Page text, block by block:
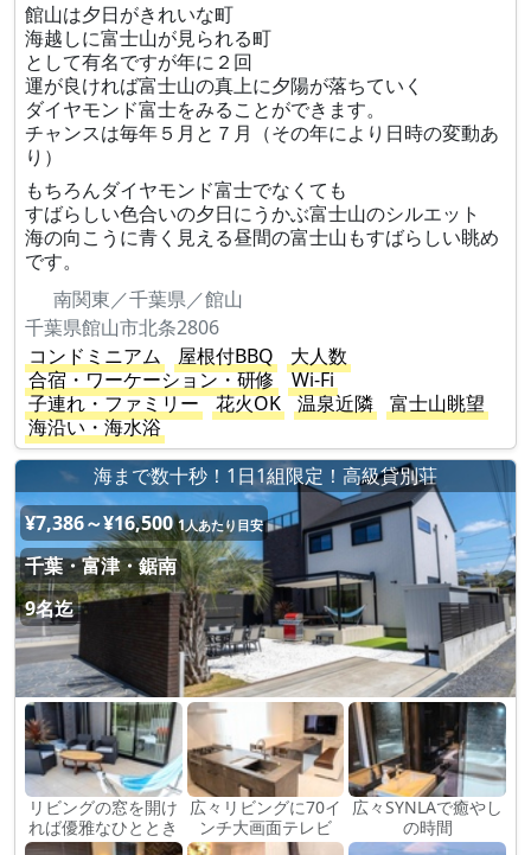
館山は夕日がきれいな町
海越しに富士山が見られる町
として有名ですが年に２回
運が良ければ富士山の真上に夕陽が落ちていく
ダイヤモンド富士をみることができます。
チャンスは毎年５月と７月（その年により日時の変動あ
り）
もちろんダイヤモンド富士でなくても
すばらしい色合いの夕日にうかぶ富士山のシルエット
海の向こうに青く見える昼間の富士山もすばらしい眺め
です。
南関東／千葉県／館山
千葉県館山市北条2806
コンドミニアム
屋根付BBQ
大人数
合宿・ワーケーション・研修
Wi-Fi
子連れ・ファミリー
花火OK 温泉近隣
富士山眺望
海沿い・海水浴
海まで数十秒！1日1組限定！高級貸別荘
¥7,386～¥16,500 1人あたり目安
千葉・富津・鋸南
9名迄
リビングの窓を開け
れば優雅なひととき
広々リビングに70イ
ンチ大画面テレビ
広々SYNLAで癒やし
の時間